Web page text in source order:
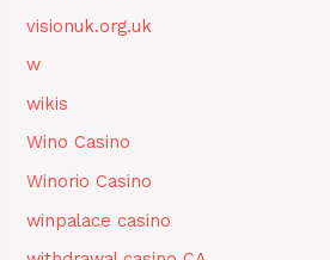
visionuk.org.uk
w
wikis
Wino Casino
Winorio Casino
winpalace casino